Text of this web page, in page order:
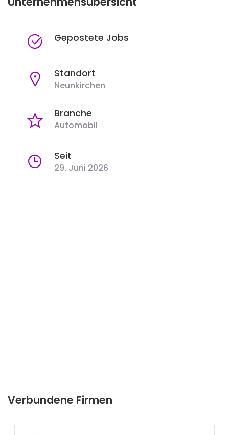
Gepostete Jobs
Standort
Neunkirchen
Branche
Automobil
Seit
29. Juni 2026
Verbundene Firmen